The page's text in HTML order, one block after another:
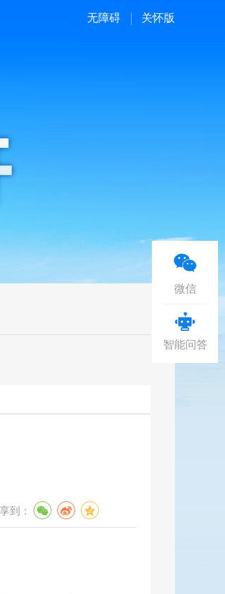
无障碍 关怀版
到：
微信
智能问答